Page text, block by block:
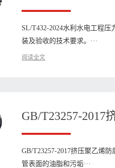
SL/T432-2024水利水电工程
装及验收的技术要求。···
阅读全文
​GB/T23257-2017
GB/T23257-2017挤压聚乙烯
管表面的油脂和污垢···